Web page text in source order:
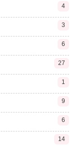
4
3
6
27
1
9
6
14